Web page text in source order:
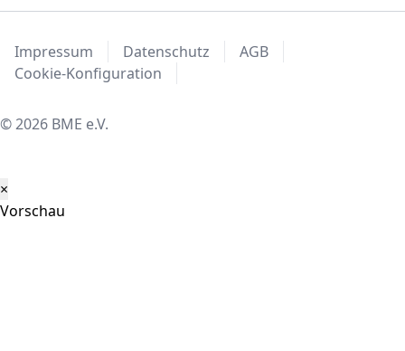
Impressum Datenschutz
AGB
Cookie-Konfiguration
© 2026 BME e.V.
×
Vorschau